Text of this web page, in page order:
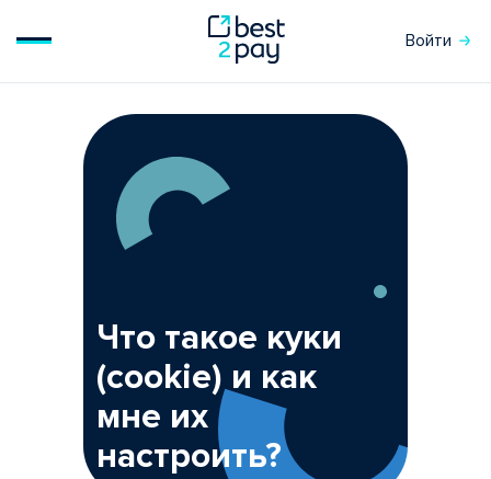
Войти
Что такое куки
(cookie) и как
мне их
настроить?